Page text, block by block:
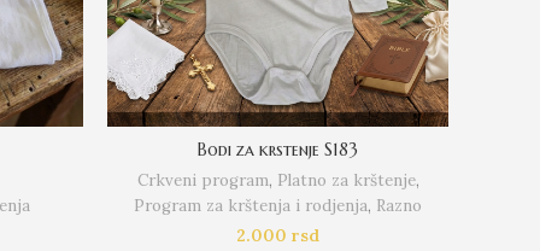
Bodi za krstenje S183
Crkveni program, Platno za krštenje,
Program za krštenja i rodjenja, Razno
2.000 rsd